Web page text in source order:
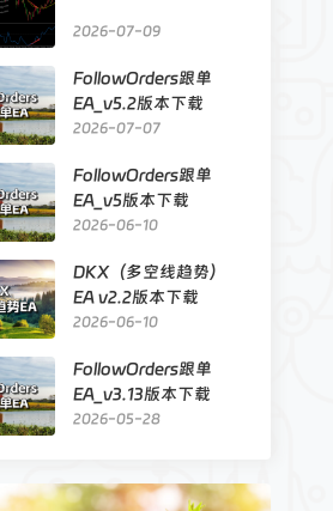
2026-07-09
FollowOrders跟单
EA_v5.2版本下载
2026-07-07
FollowOrders跟单
EA_v5版本下载
2026-06-10
DKX（多空线趋势）
EA v2.2版本下载
2026-06-10
FollowOrders跟单
EA_v3.13版本下载
2026-05-28